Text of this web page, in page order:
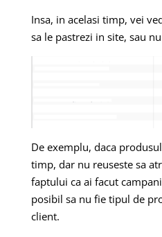
Insa, in acelasi timp, vei
sa le pastrezi in site, sau
De exemplu, daca
timp, dar nu reuseste sa
faptului ca ai facut
posibil sa nu fie tipul de
client.